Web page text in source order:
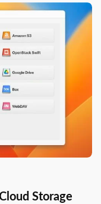
Storage